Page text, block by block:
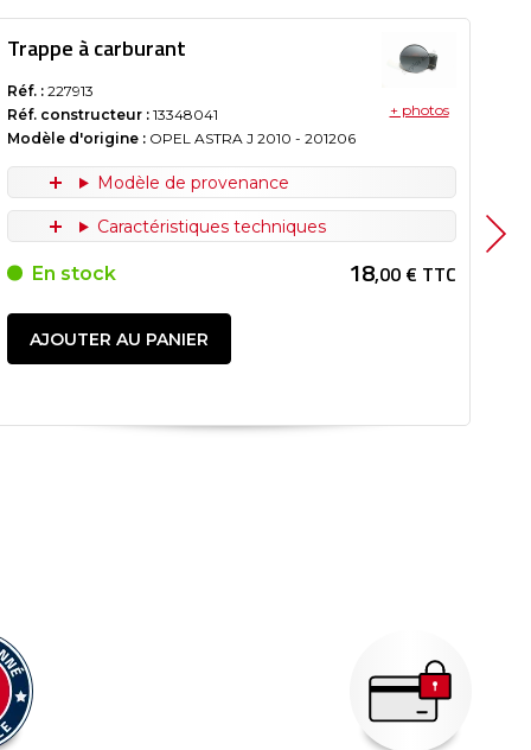
Trappe à carburant
Réf. : 227913
Réf. constructeur : 13348041
Modèle d'origine : OPEL ASTRA J 2010 - 201206
+ photos
Modèle de provenance
Caractéristiques techniques
En stock 18,00 € TTC
AJOUTER AU PANIER